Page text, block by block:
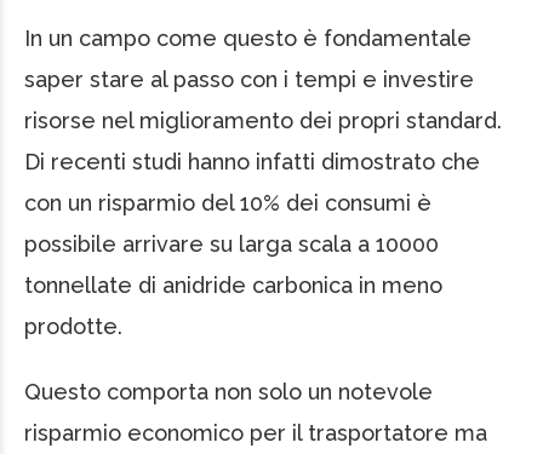
In un campo come questo è fondamentale
saper stare al passo con i tempi e investire
risorse nel miglioramento dei propri standard.
Di recenti studi hanno infatti dimostrato che
con un risparmio del 10% dei consumi è
possibile arrivare su larga scala a 10000
tonnellate di anidride carbonica in meno
prodotte.
Questo comporta non solo un notevole
risparmio economico per il trasportatore ma